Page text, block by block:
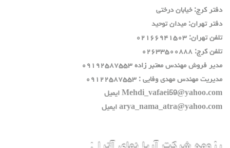
دفتر كرج: خيابان درختي
دفتر تهران: ميدان توحيد
تلفن تهران: ٠٢١٦٦٩٤١٥٠٣
تلفن كرج: ٠٢٦٣٣٥٠٠٨٨٨
مدير فروش مهندس معتبر زاده ٠٩١٩٢٥٨٧٥٥٣
مديريت مهندس مهدي وفايي : ٠٩١٢٢٥٨٧٥٥٣
Mehdi_vafaei59@yahoo.com ايميل
arya_nama_atra@yahoo.com ايميل